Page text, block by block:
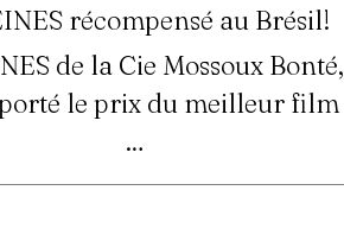
récompensé au Brésil!
de la Cie Mossoux Bonté,
le prix du meilleur film
…